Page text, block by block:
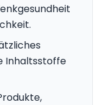
Inhaltsstoffe